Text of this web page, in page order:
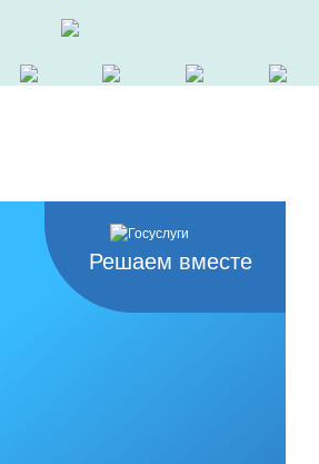
Решаем вместе